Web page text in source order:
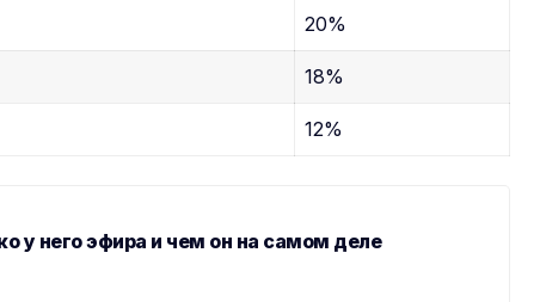
20%
18%
12%
у него эфира и чем он на самом деле